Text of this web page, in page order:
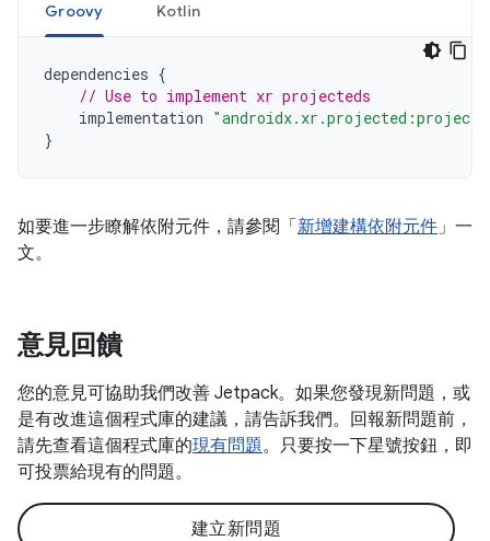
Groovy Kotlin
dependencies {
// Use to implement xr projecteds
implementation
}
如要進一步瞭解依附元件，請參閱「 新增建構依附元件」一
文。
意見回饋
您的意見可協助我們改善 Jetpack。如果您發現新問題，或
是有改進這個程式庫的建議，請告訴我們。回報新問題前，
請先查看這個程式庫的現有問題。只要按一下星號按鈕，即
可投票給現有的問題。
建立新問題